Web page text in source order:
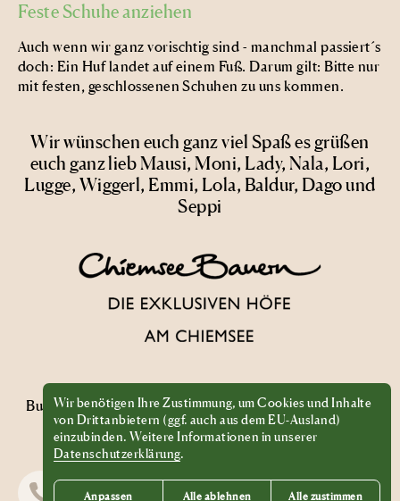
Feste Schuhe anziehen
Auch wenn wir ganz vorischtig sind - manchmal passiert´s
doch: Ein Huf landet auf einem Fuß. Darum gilt: Bitte nur
mit festen, geschlossenen Schuhen zu uns kommen.
Wir wünschen euch ganz viel Spaß es grüßen
euch ganz lieb Mausi, Moni, Lady, Nala, Lori,
Lugge, Wiggerl, Emmi, Lola, Baldur, Dago und
Seppi
BuchenAnfragenAnreiseFragen?GutscheinePresseJobs
PartnerAGBImpressumDatenschutz
Wir benötigen Ihre Zustimmung, um Cookies und Inhalte
von Drittanbietern (ggf. auch aus dem EU-Ausland)
einzubinden. Weitere Informationen in unserer
Datenschutzerklärung.
Anpassen Alle ablehnen Alle zustimmen